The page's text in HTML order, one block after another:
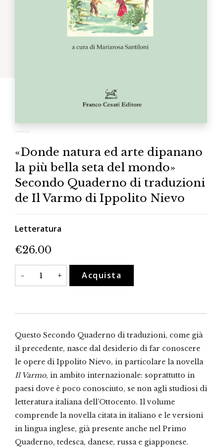
«Donde natura ed arte dipanano
la più bella seta del mondo»
Secondo Quaderno di traduzioni
de Il Varmo di Ippolito Nievo
Letteratura
€26.00
-
«Donde
natura
ed
più
seta
del
mondo»
Secondo
Quaderno
traduzioni
de
Varmo
Ippolito
Nievo
quantità
+ Acquista
Questo Secondo Quaderno di traduzioni, come già
il precedente, nasce dal desiderio di far conoscere
le opere di Ippolito Nievo, in particolare la novella
Il Varmo, in ambito internazionale: soprattutto in
paesi dove è poco conosciuto, se non agli studiosi di
letteratura italiana dell’Ottocento. Il volume
comprende la novella citata in italiano e le versioni
in lingua inglese, già presente anche nel Primo
Quaderno, tedesca, danese, russa e giapponese.